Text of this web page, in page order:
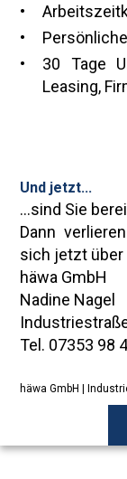
30 Tage
Leasing,
Und jetzt...
...sind Sie
Dann
sich jetzt über
häwa GmbH
Nadine Nagel
Tel. 07353 98
häwa GmbH |